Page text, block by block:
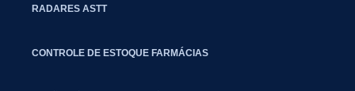
RADARES ASTT
CONTROLE DE ESTOQUE FARMÁCIAS